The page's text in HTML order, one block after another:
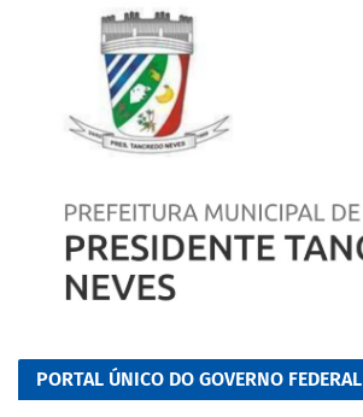
PORTAL ÚNICO DO GOVERNO FEDERAL